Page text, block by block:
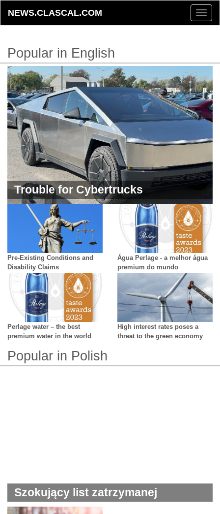
Toggle
NEWS.CLASCAL.COM
Popular in English
Trouble for Cybertrucks
Pre-Existing Conditions and
Disability Claims
Água Perlage - a melhor água
premium do mundo
Perlage water – the best
premium water in the world
High interest rates poses a
threat to the green economy
Popular in Polish
Szokujący list zatrzymanej
urzędniczki